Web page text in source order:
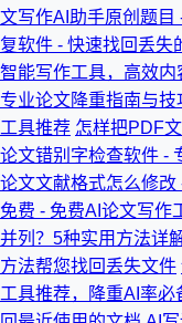
文写作AI助手原创题目
复软件 - 快速找回丢失
智能写作工具，高效内
专业论文降重指南与技
工具推荐 怎样把PDF
论文错别字检查软件 -
论文文献格式怎么修
免费 - 免费AI论文写作
并列？5种实用方法详
方法帮您找回丢失文件
工具推荐，降重AI率必